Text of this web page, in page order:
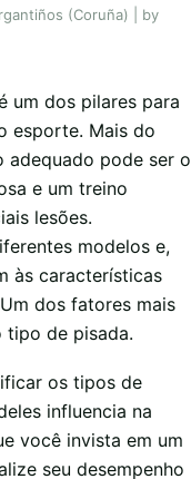
(Coruña) | by
um dos pilares para
esporte. Mais do
adequado pode ser o
e um treino
lesões.
modelos e,
às características
dos fatores mais
tipo de pisada.
os tipos de
influencia na
você invista em um
seu desempenho